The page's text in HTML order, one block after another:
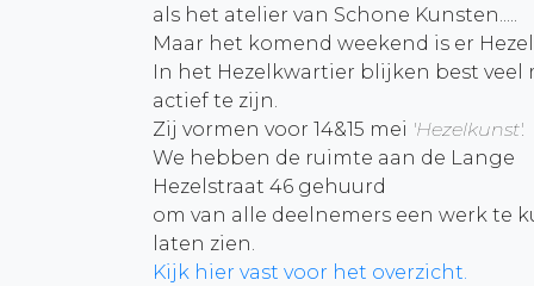
als het atelier van Schone Kunsten.....
Maar het komend weekend is er
In het Hezelkwartier blijken best veel
actief te zijn.
Zij vormen voor 14&15 mei 'Hezelkunst'.
We hebben de ruimte aan de Lange
Hezelstraat 46 gehuurd
om van alle deelnemers een werk te
laten zien.
Kijk hier vast voor het overzicht.